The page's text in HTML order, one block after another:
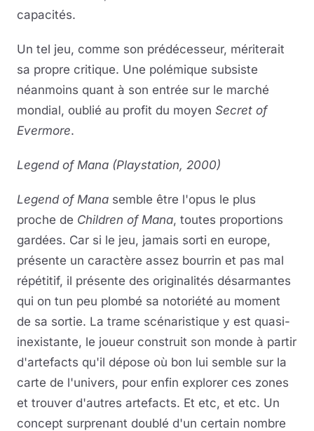
capacités.
Un tel jeu, comme son prédécesseur, mériterait
sa propre critique. Une polémique subsiste
néanmoins quant à son entrée sur le marché
mondial, oublié au profit du moyen Secret of
Evermore.
Legend of Mana (Playstation, 2000)
Legend of Mana semble être l'opus le plus
proche de Children of Mana, toutes proportions
gardées. Car si le jeu, jamais sorti en europe,
présente un caractère assez bourrin et pas mal
répétitif, il présente des originalités désarmantes
qui on tun peu plombé sa notoriété au moment
de sa sortie. La trame scénaristique y est quasi-
inexistante, le joueur construit son monde à partir
d'artefacts qu'il dépose où bon lui semble sur la
carte de l'univers, pour enfin explorer ces zones
et trouver d'autres artefacts. Et etc, et etc. Un
concept surprenant doublé d'un certain nombre